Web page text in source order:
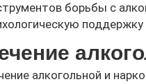
борьбы с
алкогольной и